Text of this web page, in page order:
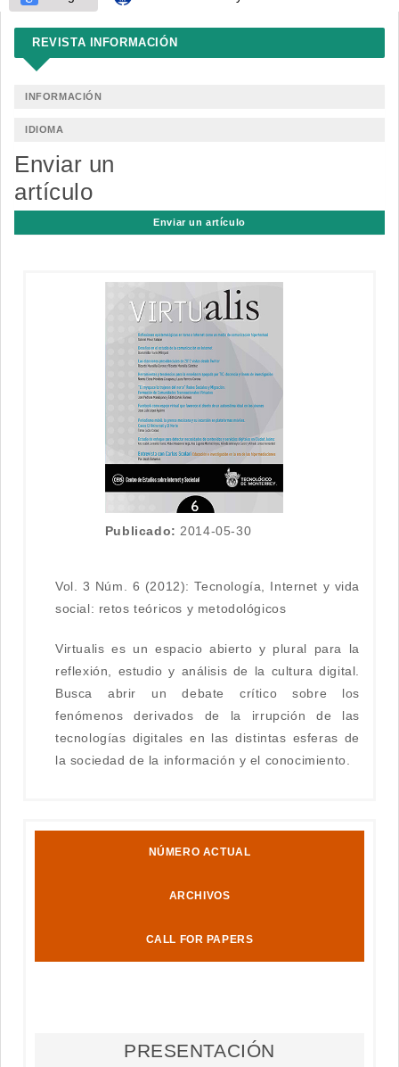
REVISTA INFORMACIÓN
INFORMACIÓN
IDIOMA
Enviar un
artículo
Enviar un artículo
Publicado: 2014-05-30
Vol. 3 Núm. 6 (2012): Tecnología, Internet y vida
social: retos teóricos y metodológicos
Virtualis es un espacio abierto y plural para la
reflexión, estudio y análisis de la cultura digital.
Busca abrir un debate crítico sobre los
fenómenos derivados de la irrupción de las
tecnologías digitales en las distintas esferas de
la sociedad de la información y el conocimiento.
NÚMERO ACTUAL
ARCHIVOS
CALL FOR PAPERS
PRESENTACIÓN